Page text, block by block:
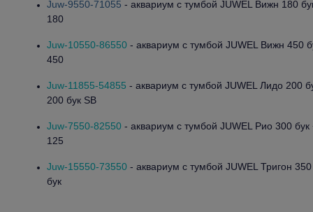
Juw-9550-71055 - аквариум с тумбой JUWEL Вижн 180
180
Juw-10550-86550 - аквариум с тумбой JUWEL Вижн 450
450
Juw-11855-54855 - аквариум с тумбой JUWEL Лидо 200
200 бук SB
Juw-7550-82550 - аквариум с тумбой JUWEL Рио 300
125
Juw-15550-73550 - аквариум с тумбой JUWEL Тригон
бук